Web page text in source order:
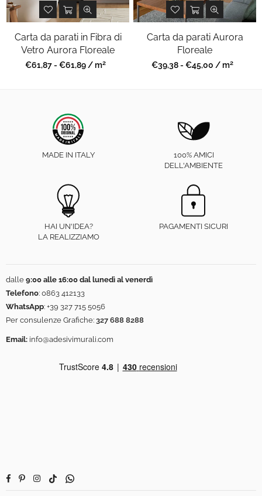
Carta da parati in Fibra di
Vetro Aurora Floreale
Prezzo
€61,87 - €61,89 / m2
Carta da parati Aurora
Floreale
Prezzo
€39,38 - €45,00 / m2
MADE IN ITALY
100% AMICI
DELL'AMBIENTE
HAI UN'IDEA?
LA REALIZZIAMO
PAGAMENTI SICURI
dalle 9:00 alle 16:00 dal lunedì al venerdì
Telefono: 0863 412133
WhatsApp: +39 327 715 5056
Per consulenze Grafiche: 327 688 8288
Email: info@adesivimurali.com
FacebookPinterestInstagram
TikTokWhatsapp